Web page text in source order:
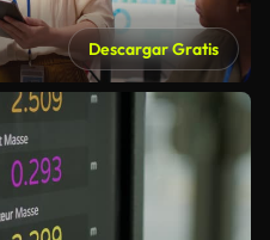
Descargar Gratis